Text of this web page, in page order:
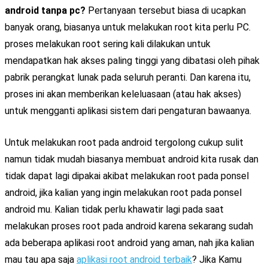
android tanpa pc? Pertanyaan tersebut biasa di ucapkan
banyak orang, biasanya untuk melakukan root kita perlu PC.
proses melakukan root sering kali dilakukan untuk
mendapatkan hak akses paling tinggi yang dibatasi oleh pihak
pabrik perangkat lunak pada seluruh peranti. Dan karena itu,
proses ini akan memberikan keleluasaan (atau hak akses)
untuk mengganti aplikasi sistem dari pengaturan bawaanya.
Untuk melakukan root pada android tergolong cukup sulit
namun tidak mudah biasanya membuat android kita rusak dan
tidak dapat lagi dipakai akibat melakukan root pada ponsel
android, jika kalian yang ingin melakukan root pada ponsel
android mu. Kalian tidak perlu khawatir lagi pada saat
melakukan proses root pada android karena sekarang sudah
ada beberapa aplikasi root android yang aman, nah jika kalian
mau tau apa saja aplikasi root android terbaik? Jika Kamu